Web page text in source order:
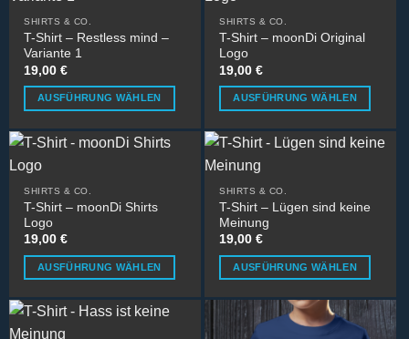
werden
Varianten
auf.
Die
Optionen
können
der
Produktseite
Die
Optionen
können
auf
der
gewählt
werden
SHIRTS & CO.
T-Shirt – Restless mind –
Variante 1
19,00€
AUSFÜHRUNG WÄHLEN
Produkt
mehrere
Varianten
auf.
Die
Optionen
können
der
Produktseite
SHIRTS & CO.
T-Shirt – moonDi Original
Logo
19,00€
AUSFÜHRUNG WÄHLEN
Produkt
weist
mehrere
Varianten
auf.
Die
Optionen
können
Produktseite
SHIRTS & CO.
T-Shirt – moonDi Shirts
Logo
19,00€
AUSFÜHRUNG WÄHLEN
Produkt
weist
SHIRTS & CO.
T-Shirt – Lügen sind keine
Meinung
19,00€
AUSFÜHRUNG WÄHLEN
Produkt
weist